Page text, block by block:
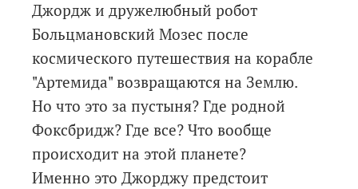
Джордж и дружелюбный робот
Больцмановский Мозес после
космического путешествия на корабле
"Артемида" возвращаются на Землю.
Но что это за пустыня? Где родной
Фоксбридж? Где все? Что вообще
происходит на этой планете?
Именно это Джорджу предстоит